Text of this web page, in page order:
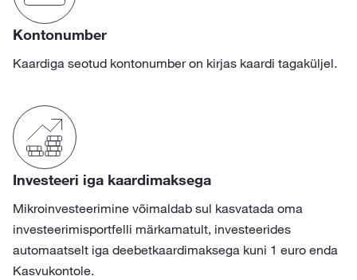
Kontonumber
Kaardiga seotud kontonumber on kirjas kaardi tagaküljel.
Investeeri iga kaardimaksega
Mikroinvesteerimine võimaldab sul kasvatada oma
investeerimisportfelli märkamatult, investeerides
automaatselt iga deebetkaardimaksega kuni 1 euro enda
Kasvukontole.